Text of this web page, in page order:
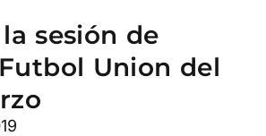
sesión de
Union del